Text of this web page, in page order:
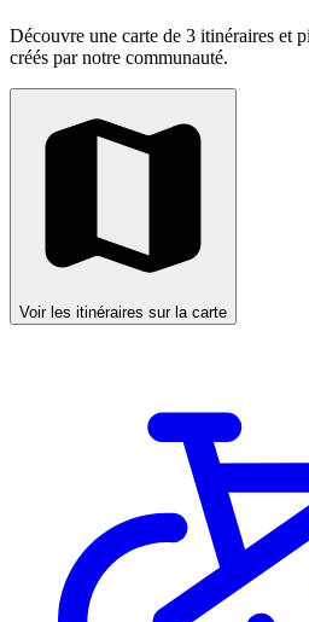
Découvre une carte de 3 itinéraires et
créés par notre communauté.
Voir les itinéraires sur la carte